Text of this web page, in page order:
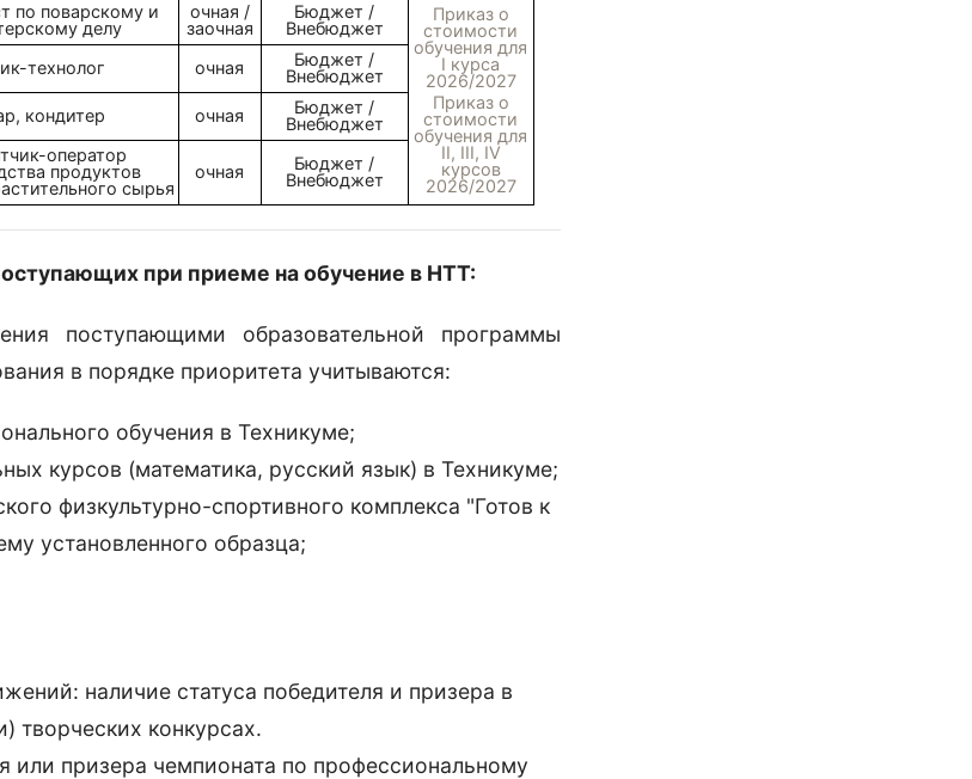
по поварскому и
делу
очная /
заочная
Бюджет /
Внебюджет
Приказ о
стоимости
обучения для
I курса
2026/2027
Приказ о
стоимости
обучения для
II, III, IV
курсов
2026/2027
технолог очная
Бюджет /
Внебюджет
кондитер очная
Бюджет /
Внебюджет
оператор
продуктов
сырья
очная
Бюджет /
Внебюджет
при приеме на обучение в НТТ:
поступающими образовательной программы
в порядке приоритета учитываются:
обучения в Техникуме;
курсов (математика, русский язык) в Техникуме;
физкультурно-спортивного комплекса "Готов к
установленного образца;
наличие статуса победителя и призера в
творческих конкурсах.
или призера чемпионата по профессиональному